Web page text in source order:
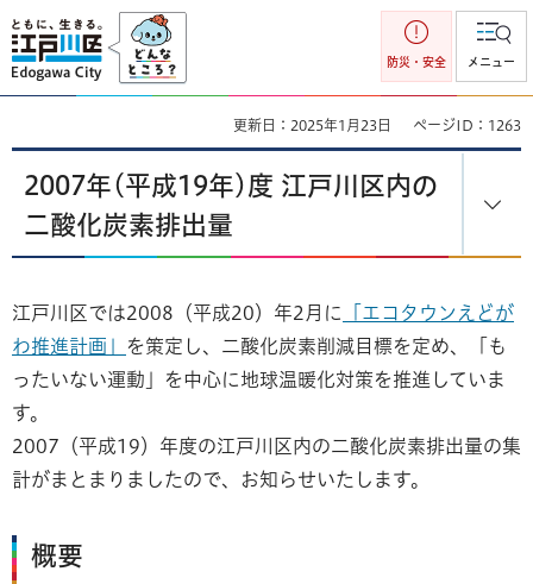
江戸川区
防災・安全 メニュー
更新日：2025年1月23日 ページID：1263
2007年(平成19年)度 江戸川区内の
二酸化炭素排出量
江戸川区では2008（平成20）年2月に
「エコタウンえどが
わ推進計画」
を策定し、二酸化炭素削減目標を定め、「も
ったいない運動」を中心に地球温暖化対策を推進していま
す。
2007（平成19）年度の江戸川区内の二酸化炭素排出量の集
計がまとまりましたので、お知らせいたします。
概要